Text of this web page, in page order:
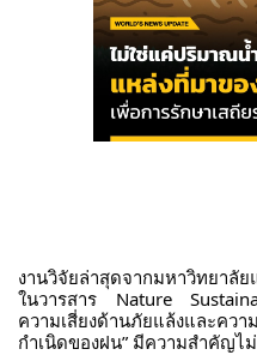
งานวิจัยล่าสุดจากมหาวิทยา
ในวารสาร Nature
ความเสี่ยงด้านภัยแล้งและคว
กำเนิดของฝน” มีความสำคัญ